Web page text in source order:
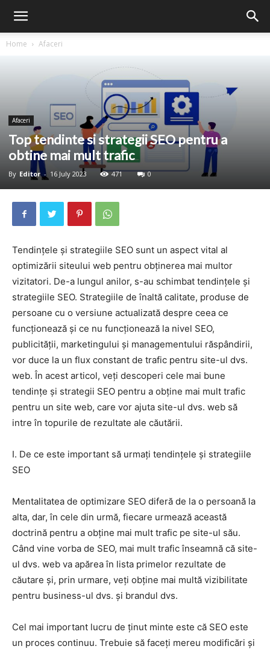
Home Afaceri
Afaceri
Top tendinte si strategii SEO pentru a
obtine mai mult trafic
By Editor - 16 July 2023 471 0
Tendințele și strategiile SEO sunt un aspect vital al
optimizării siteului web pentru obținerea mai multor
vizitatori. De-a lungul anilor, s-au schimbat tendințele și
strategiile SEO. Strategiile de înaltă calitate, produse de
persoane cu o versiune actualizată despre ceea ce
funcționează și ce nu funcționează la nivel SEO,
publicității, marketingului și managementului răspândirii,
vor duce la un flux constant de trafic pentru site-ul dvs.
web. În acest articol, veți descoperi cele mai bune
tendințe și strategii SEO pentru a obține mai mult trafic
pentru un site web, care vor ajuta site-ul dvs. web să
intre în topurile de rezultate ale căutării.
I. De ce este important să urmați tendințele și strategiile
SEO
Mentalitatea de optimizare SEO diferă de la o persoană la
alta, dar, în cele din urmă, fiecare urmează această
doctrină pentru a obține mai mult trafic pe site-ul său.
Când vine vorba de SEO, mai mult trafic înseamnă că site-
ul dvs. web va apărea în lista primelor rezultate de
căutare și, prin urmare, veți obține mai multă vizibilitate
pentru business-ul dvs. și brandul dvs.
Cel mai important lucru de ținut minte este că SEO este
un proces continuu. Trebuie să faceți mereu modificări și